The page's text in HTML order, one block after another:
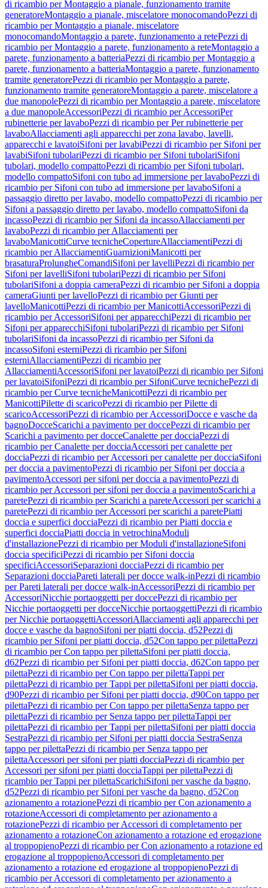
di ricambio per Montaggio a pianale, funzionamento tramite
generatoreMontaggio a pianale, miscelatore monocomandoPezzi di
ricambio per Montaggio a pianale, miscelatore
monocomandoMontaggio a parete, funzionamento a retePezzi di
ricambio per Montaggio a parete, funzionamento a reteMontaggio a
parete, funzionamento a batteriaPezzi di ricambio per Montaggio a
parete, funzionamento a batteriaMontaggio a parete, funzionamento
tramite generatorePezzi di ricambio per Montaggio a parete,
funzionamento tramite generatoreMontaggio a parete, miscelatore a
due manopolePezzi di ricambio per Montaggio a parete, miscelatore
a due manopoleAccessoriPezzi di ricambio per AccessoriPer
rubinetterie per lavaboPezzi di ricambio per Per rubinetterie per
lavaboAllacciamenti agli apparecchi per zona lavabo, lavelli,
apparecchi e lavatoiSifoni per lavabiPezzi di ricambio per Sifoni per
lavabiSifoni tubolariPezzi di ricambio per Sifoni tubolariSifoni
tubolari, modello compattoPezzi di ricambio per Sifoni tubolari,
modello compattoSifoni con tubo ad immersione per lavaboPezzi di
ricambio per Sifoni con tubo ad immersione per lavaboSifoni a
passaggio diretto per lavabo, modello compattoPezzi di ricambio per
Sifoni a passaggio diretto per lavabo, modello compattoSifoni da
incassoPezzi di ricambio per Sifoni da incassoAllacciamenti per
lavaboPezzi di ricambio per Allacciamenti per
lavaboManicottiCurve tecnicheCopertureAllacciamentiPezzi di
ricambio per AllacciamentiGuarnizioniManicotti per
brasaturaProlungheComandiSifoni per lavelliPezzi di ricambio per
Sifoni per lavelliSifoni tubolariPezzi di ricambio per Sifoni
tubolariSifoni a doppia cameraPezzi di ricambio per Sifoni a doppia
cameraGiunti per lavelloPezzi di ricambio per Giunti per
lavelloManicottiPezzi di ricambio per ManicottiAccessoriPezzi di
ricambio per AccessoriSifoni per apparecchiPezzi di ricambio per
Sifoni per apparecchiSifoni tubolariPezzi di ricambio per Sifoni
tubolariSifoni da incassoPezzi di ricambio per Sifoni da
incassoSifoni esterniPezzi di ricambio per Sifoni
esterniAllacciamentiPezzi di ricambio per
AllacciamentiAccessoriSifoni per lavatoiPezzi di ricambio per Sifoni
per lavatoiSifoniPezzi di ricambio per SifoniCurve tecnichePezzi di
ricambio per Curve tecnicheManicottiPezzi di ricambio per
ManicottiPilette di scaricoPezzi di ricambio per Pilette di
scaricoAccessoriPezzi di ricambio per AccessoriDocce e vasche da
bagnoDocceScarichi a pavimento per doccePezzi di ricambio per
Scarichi a pavimento per docceCanalette per docciaPezzi di
ricambio per Canalette per docciaAccessori per canalette per
docciaPezzi di ricambio per Accessori per canalette per docciaSifoni
per doccia a pavimentoPezzi di ricambio per Sifoni per doccia a
pavimentoAccessori per sifoni per doccia a pavimentoPezzi di
ricambio per Accessori per sifoni per doccia a pavimentoScarichi a
paretePezzi di ricambio per Scarichi a pareteAccessori per scarichi a
paretePezzi di ricambio per Accessori per scarichi a paretePiatti
doccia e superfici docciaPezzi di ricambio per Piatti doccia e
superfici docciaPiatti doccia in vetrochinaModuli
d'installazionePezzi di ricambio per Moduli d'installazioneSifoni
doccia specificiPezzi di ricambio per Sifoni doccia
specificiAccessoriSeparazioni docciaPezzi di ricambio per
Separazioni docciaPareti laterali per docce walk-inPezzi di ricambio
per Pareti laterali per docce walk-inAccessoriPezzi di ricambio per
AccessoriNicchie portaoggetti per doccePezzi di ricambio per
Nicchie portaoggetti per docceNicchie portaoggettiPezzi di ricambio
per Nicchie portaoggettiAccessoriAllacciamenti agli apparecchi per
docce e vasche da bagnoSifoni per piatti doccia, d52Pezzi di
ricambio per Sifoni per piatti doccia, d52Con tappo per pilettaPezzi
di ricambio per Con tappo per pilettaSifoni per piatti doccia,
d62Pezzi di ricambio per Sifoni per piatti doccia, d62Con tappo per
pilettaPezzi di ricambio per Con tappo per pilettaTappi per
pilettaPezzi di ricambio per Tappi per pilettaSifoni per piatti doccia,
d90Pezzi di ricambio per Sifoni per piatti doccia, d90Con tappo per
pilettaPezzi di ricambio per Con tappo per pilettaSenza tappo per
pilettaPezzi di ricambio per Senza tappo per pilettaTappi per
pilettaPezzi di ricambio per Tappi per pilettaSifoni per piatti doccia
SestraPezzi di ricambio per Sifoni per piatti doccia SestraSenza
tappo per pilettaPezzi di ricambio per Senza tappo per
pilettaAccessori per sifoni per piatti docciaPezzi di ricambio per
Accessori per sifoni per piatti docciaTappi per pilettaPezzi di
ricambio per Tappi per pilettaScarichiSifoni per vasche da bagno,
d52Pezzi di ricambio per Sifoni per vasche da bagno, d52Con
azionamento a rotazionePezzi di ricambio per Con azionamento a
rotazioneAccessori di completamento per azionamento a
rotazionePezzi di ricambio per Accessori di completamento per
azionamento a rotazioneCon azionamento a rotazione ed erogazione
al troppopienoPezzi di ricambio per Con azionamento a rotazione ed
erogazione al troppopienoAccessori di completamento per
azionamento a rotazione ed erogazione al troppopienoPezzi di
ricambio per Accessori di completamento per azionamento a